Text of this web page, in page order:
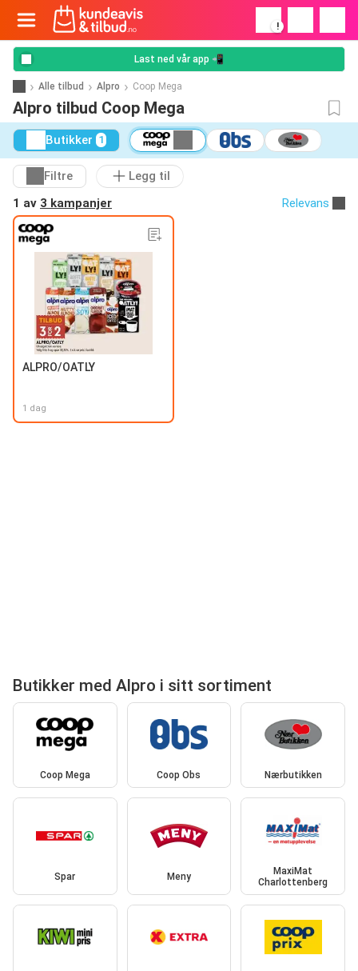
!
Last ned vår app 📲
Alle tilbud Alpro Coop Mega
Alpro tilbud Coop Mega
Butikker 1
Filtre
Legg til
1 av 3 kampanjer Relevans
ALPRO/OATLY
1 dag
Butikker med Alpro i sitt sortiment
Coop Mega Coop Obs Nærbutikken
Spar Meny
MaxiMat
Charlottenberg